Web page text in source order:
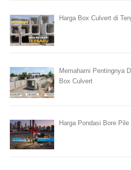
Harga Box Culvert di
Memahami Pentingnya
Box Culvert
Harga Pondasi Bore